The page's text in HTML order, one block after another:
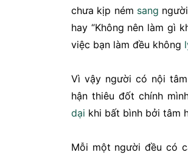
chưa kịp ném sang
hay “Không nên làm gì
việc bạn làm đều không
Vì vậy người có nội
hận thiêu đốt chính
dại khi bất bình bởi tâm
Mỗi một người đều có